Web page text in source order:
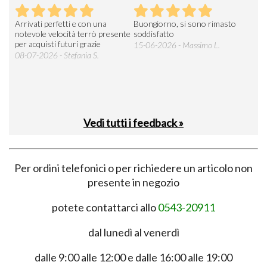
Arrivati perfetti e con una
notevole velocità terrò presente
per acquisti futuri grazie
08-07-2026 - Stefania S.
Buongiorno, si sono rimasto
soddisfatto
15-06-2026 - Massimo L.
Vedi tutti i feedback »
Per ordini telefonici o per richiedere un articolo non
presente in negozio
potete contattarci allo0543-20911
dal lunedì al venerdì
dalle 9:00 alle 12:00 e dalle 16:00 alle 19:00